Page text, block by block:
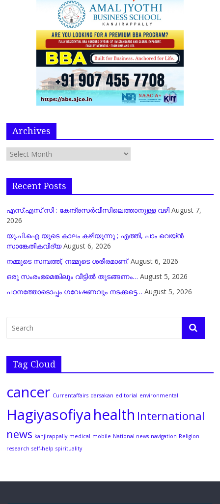
Archives
Recent Posts
എസ്.എസ്.സി : കേന്ദ്രസർവീസിലെത്താനുള്ള വഴി August 7,
2026
യു.പി.ഐ യുടെ കാലം കഴിയുന്നു ; എത്തി, പാം വെയ്ൻ
സാങ്കേതികവിദ്യ August 6, 2026
നമ്മുടെ സമ്പത്ത്, നമ്മുടെ ശരീരമാണ്. August 6, 2026
ഒരു സംരംഭമെങ്കിലും വീട്ടിൽ തുടങ്ങണം… August 5, 2026
പഠനത്തോടൊപ്പം ഗവേഷണവും നടക്കട്ടെ… August 5, 2026
Tag Cloud
cancer Currentaffairs darsakan editorial environmental
Hagiyasofiya health International
news kanjirappally medical mobile National news navigation Religion
research self-help spirituality